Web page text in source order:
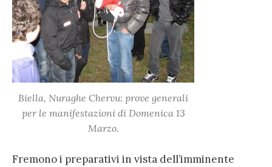
Biella, Nuraghe Chervu: prove generali
per le manifestazioni di Domenica 13
Marzo.
Fremono i preparativi in vista dell’imminente